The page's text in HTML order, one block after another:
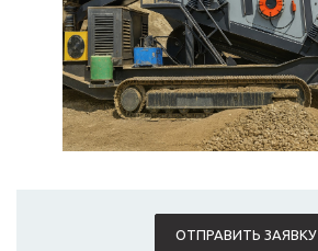
ОТПРАВИТЬ ЗАЯВКУ